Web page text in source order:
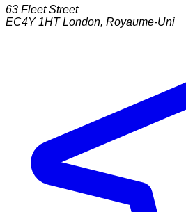
63 Fleet Street
EC4Y 1HT London, Royaume-Uni